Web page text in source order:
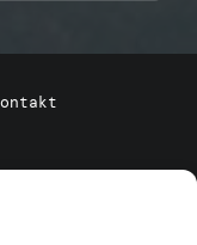
Eissportverband